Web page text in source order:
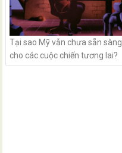
Tại sao Mỹ vẫn chưa sẵn sàng
cho các cuộc chiến tương lai?